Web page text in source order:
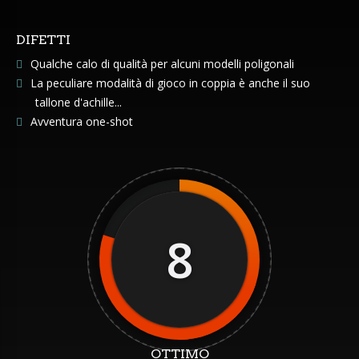
DIFETTI
Qualche calo di qualità per alcuni modelli poligonali
La peculiare modalità di gioco in coppia è anche il suo
tallone d'achille...
Avventura one-shot
8
OTTIMO